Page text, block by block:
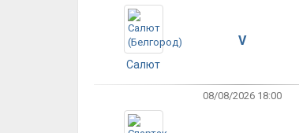
Салют
V
08/08/2026 18:00